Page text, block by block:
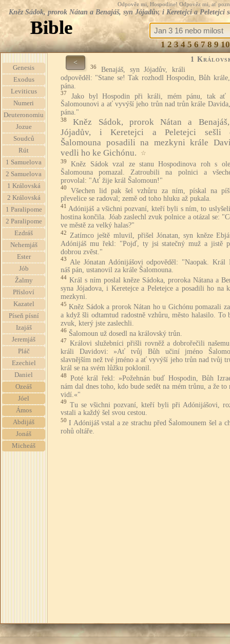
Odpověz mi, Hospodine! Odpověz mi, ať
Kněz Sádok, prorok Nátan a Benajáš, syn Jójadův, i Keretejci a
Bible
1 2 3 4 5 6 7 8 9 10
Genesis
Exodus
Leviticus
Numeri
Deuteronomiu
Jozue
Soudců
Rút
1 Samuelova
2 Samuelova
1 Královská
2 Královská
1 Paralipome
2 Paralipome
Ezdráš
Nehemjáš
Ester
Jób
Žalmy
Přísloví
Kazatel
Píseň písní
Izajáš
Jeremjáš
Pláč
Ezechiel
Daniel
Ozeáš
Jóel
Ámos
Abdijáš
Jonáš
Micheáš
< 1
36
Benajáš, syn Jójadův, králi
odpověděl: "Stane se! Tak rozhodl Hospodin, Bůh
pána.
37
Jako byl Hospodin při králi, mém pánu, tak
Šalomounovi a ať vyvýší jeho trůn nad trůn krále
pána."
38
Kněz Sádok, prorok Nátan a
Jójadův, i Keretejci a Peletejci sešli
Šalomouna posadili na mezkyni krále
vedli ho ke Gichónu.
☆
39
Kněz Sádok vzal ze stanu Hospodinova roh s
Šalomouna pomazal. Zatroubili na polnici a
provolal: "Ať žije král Šalomoun!"
40
Všechen lid pak šel vzhůru za ním, pískal na
převelice se radoval; země od toho hluku až pukala.
41 Adónijáš a všichni pozvaní, kteří byli s ním, to
hostina končila. Jóab zaslechl zvuk polnice a otázal se:
ve městě za velký halas?"
42
Zatímco ještě mluvil, přišel Jónatan, syn kněze
Adónijáš mu řekl: "Pojď, ty jsi statečný muž a jistě
dobrou zvěst."
43
Ale Jónatan Adónijášovi odpověděl: "Naopak. Král
náš pán, ustanovil za krále Šalomouna.
44 Král s ním poslal kněze Sádoka, proroka Nátana a
syna Jójadova, i Keretejce a Peletejce a posadili ho na
mezkyni.
45 Kněz Sádok a prorok Nátan ho u Gichónu pomazali
a když šli odtamtud radostně vzhůru, město halasilo. To
zvuk, který jste zaslechli.
46 Šalomoun už dosedl na královský trůn.
47 Královi služebníci přišli rovněž a dobrořečili
králi Davidovi: »Ať tvůj Bůh učiní jméno
slavnějším než tvé jméno a ať vyvýší jeho trůn nad tvůj
král se na svém lůžku poklonil.
48
Poté král řekl: »Požehnán buď Hospodin, Bůh
nám dal dnes toho, kdo bude sedět na mém trůnu, a že to
vidí.«"
49 Tu se všichni pozvaní, kteří byli při Adónijášovi,
vstali a každý šel svou cestou.
50 I Adónijáš vstal a ze strachu před Šalomounem šel a
rohů oltáře.